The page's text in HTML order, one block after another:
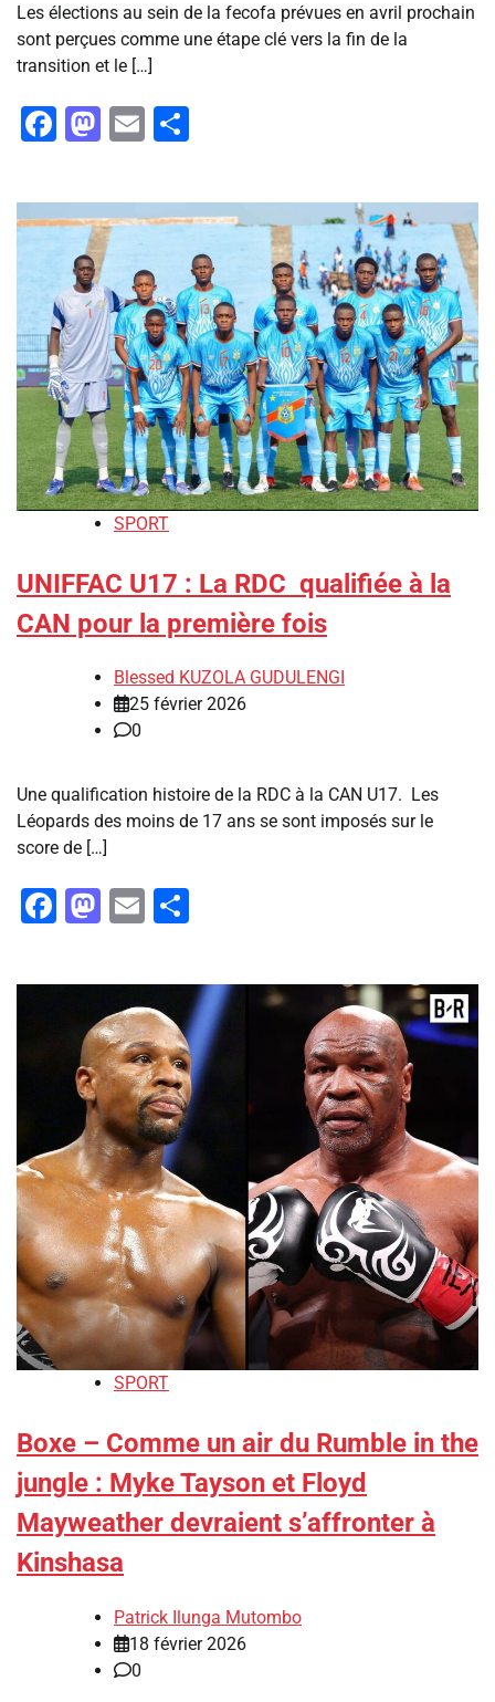
Les élections au sein de la fecofa prévues en avril prochain
sont perçues comme une étape clé vers la fin de la
transition et le […]
Facebook
Mastodon
Email
SPORT
UNIFFAC U17 : La RDC qualifiée à la
CAN pour la première fois
Blessed KUZOLA GUDULENGI
25 février 2026
0
Une qualification histoire de la RDC à la CAN U17. ‎ ‎Les
Léopards des moins de 17 ans se sont imposés sur le
score de […]
Facebook
Mastodon
Email
SPORT
Boxe – Comme un air du Rumble in the
jungle : Myke Tayson et Floyd
Mayweather devraient s’affronter à
Kinshasa
Patrick Ilunga Mutombo
18 février 2026
0